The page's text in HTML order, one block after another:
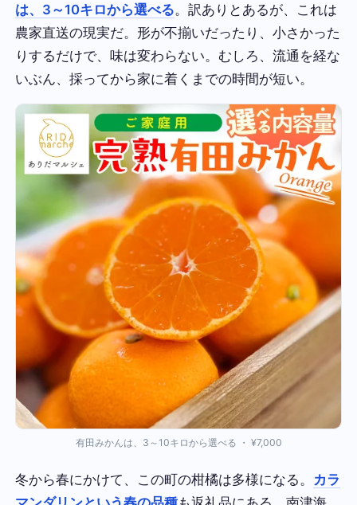
は、3～10キロから選べる。訳ありとあるが、これは
農家直送の現実だ。形が不揃いだったり、小さかった
りするだけで、味は変わらない。むしろ、流通を経な
いぶん、採ってから家に着くまでの時間が短い。
有田みかんは、3～10キロから選べる ・ ¥7,000
冬から春にかけて、この町の柑橘は多様になる。 カラ